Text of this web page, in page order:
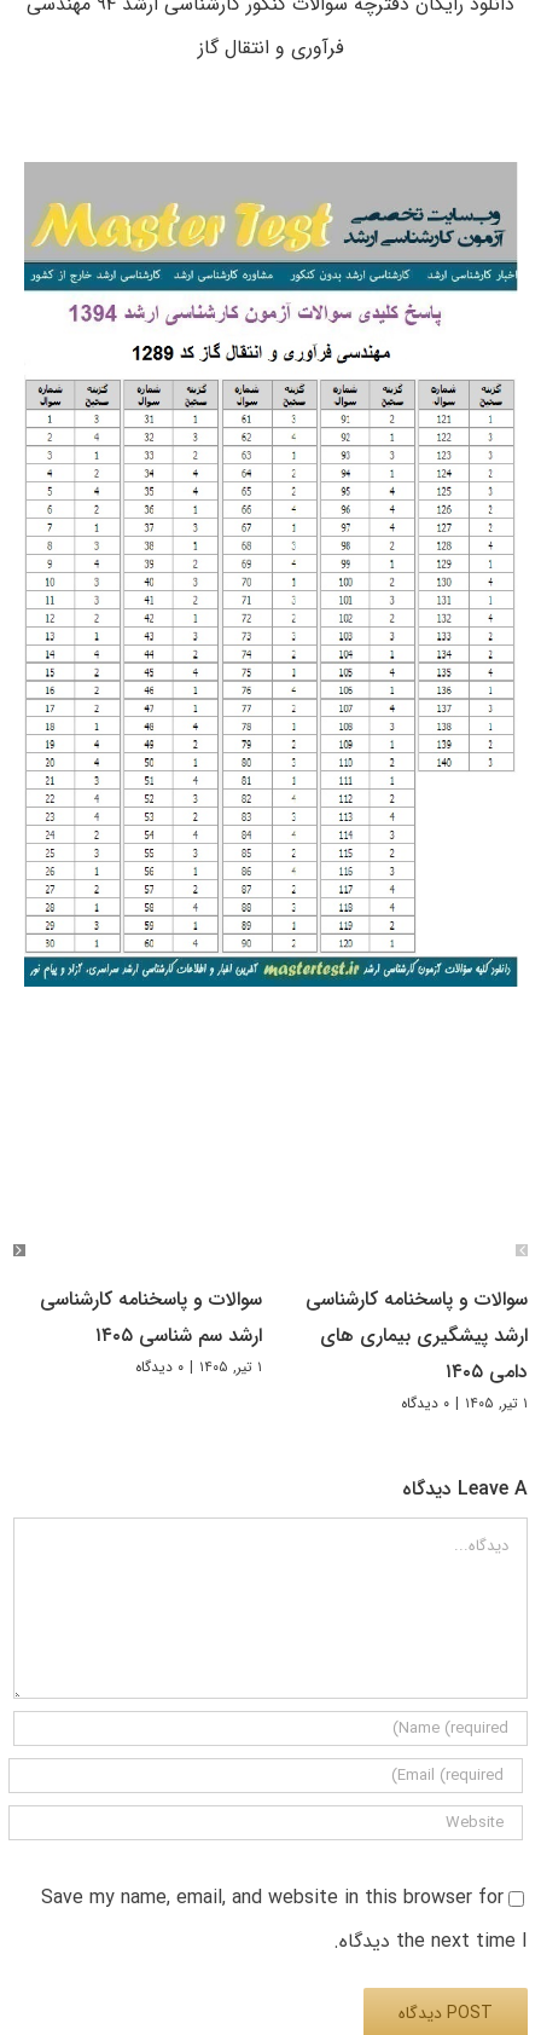
فرآوری و انتقال گاز
سوالات و پاسخنامه کارشناسی
ارشد پیشگیری بیماری های
دامی ۱۴۰۵
۱ تیر, ۱۴۰۵ | ۰ دیدگاه
سوالات و پاسخنامه کارشناسی
ارشد سم شناسی ۱۴۰۵
۱ تیر, ۱۴۰۵ | ۰ دیدگاه
Leave A دیدگاه
دیدگاه
Save my name, email, and website in this browser for
the next time I دیدگاه.